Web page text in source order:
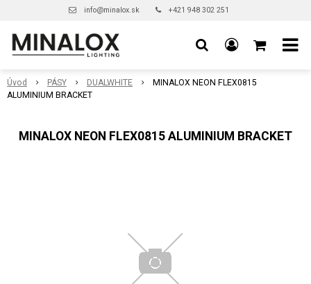
info@minalox.sk +421 948 302 251
Úvod PÁSY DUALWHITE
MINALOX NEON FLEX0815
ALUMINIUM BRACKET
MINALOX NEON FLEX0815 ALUMINIUM BRACKET